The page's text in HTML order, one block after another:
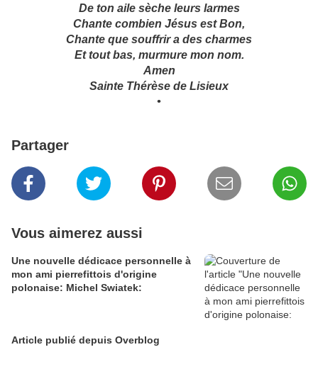
De ton aile sèche leurs larmes
Chante combien Jésus est Bon,
Chante que souffrir a des charmes
Et tout bas, murmure mon nom.
Amen
Sainte Thérèse de Lisieux
•
Partager
Vous aimerez aussi
Une nouvelle dédicace personnelle à
mon ami pierrefittois d'origine
polonaise: Michel Swiatek:
Article publié depuis Overblog